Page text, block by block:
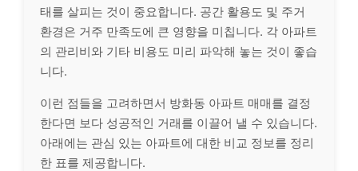
태를 살피는 것이 중요합니다. 공간 활용도 및 주거
환경은 거주 만족도에 큰 영향을 미칩니다. 각 아파트
의 관리비와 기타 비용도 미리 파악해 놓는 것이 좋습
니다.
이런 점들을 고려하면서 방화동 아파트 매매를 결정
한다면 보다 성공적인 거래를 이끌어 낼 수 있습니다.
아래에는 관심 있는 아파트에 대한 비교 정보를 정리
한 표를 제공합니다.